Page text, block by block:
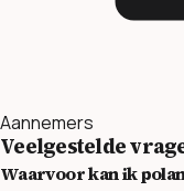
Aannemers
Veelgestelde
Waarvoor kan ik